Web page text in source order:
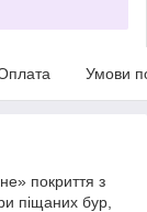
Умови
покриття з
піщаних бур,